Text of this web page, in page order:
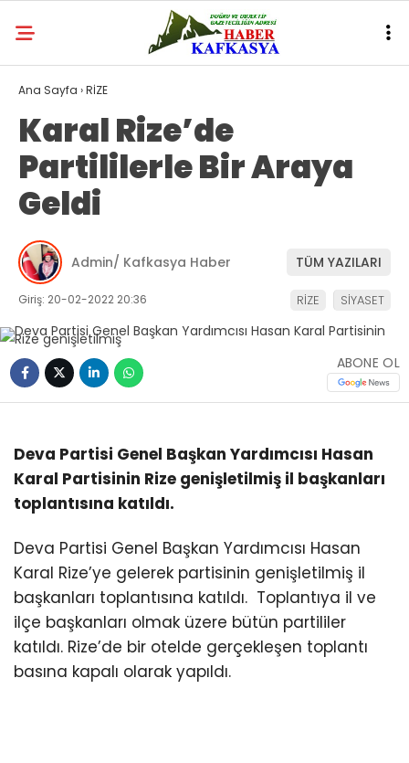
Ana Sayfa ›RİZE
Karal Rize’de
Partililerle Bir Araya
Geldi
Admin/ Kafkasya Haber TÜM YAZILARI
Giriş: 20-02-2022 20:36 RİZE SİYASET
ABONE OL
Deva Partisi Genel Başkan Yardımcısı Hasan
Karal Partisinin Rize genişletilmiş il başkanları
toplantısına katıldı.
Deva Partisi Genel Başkan Yardımcısı Hasan
Karal Rize’ye gelerek partisinin genişletilmiş il
başkanları toplantısına katıldı. Toplantıya il ve
ilçe başkanları olmak üzere bütün partililer
katıldı. Rize’de bir otelde gerçekleşen toplantı
basına kapalı olarak yapıldı.